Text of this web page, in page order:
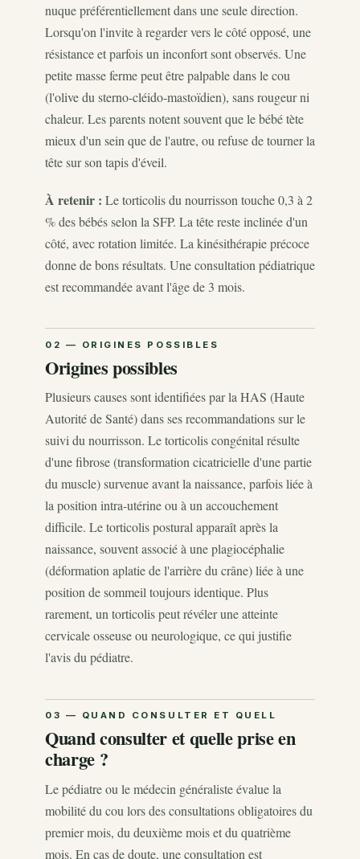
nuque préférentiellement dans une seule direction.
Lorsqu'on l'invite à regarder vers le côté opposé, une
résistance et parfois un inconfort sont observés. Une
petite masse ferme peut être palpable dans le cou
(l'olive du sterno-cléido-mastoïdien), sans rougeur ni
chaleur. Les parents notent souvent que le bébé tète
mieux d'un sein que de l'autre, ou refuse de tourner la
tête sur son tapis d'éveil.
À retenir : Le torticolis du nourrisson touche 0,3 à 2
% des bébés selon la SFP. La tête reste inclinée d'un
côté, avec rotation limitée. La kinésithérapie précoce
donne de bons résultats. Une consultation pédiatrique
est recommandée avant l'âge de 3 mois.
Origines possibles
Plusieurs causes sont identifiées par la HAS (Haute
Autorité de Santé) dans ses recommandations sur le
suivi du nourrisson. Le torticolis congénital résulte
d'une fibrose (transformation cicatricielle d'une partie
du muscle) survenue avant la naissance, parfois liée à
la position intra-utérine ou à un accouchement
difficile. Le torticolis postural apparaît après la
naissance, souvent associé à une plagiocéphalie
(déformation aplatie de l'arrière du crâne) liée à une
position de sommeil toujours identique. Plus
rarement, un torticolis peut révéler une atteinte
cervicale osseuse ou neurologique, ce qui justifie
l'avis du pédiatre.
Quand consulter et quelle prise en
charge ?
Le pédiatre ou le médecin généraliste évalue la
mobilité du cou lors des consultations obligatoires du
premier mois, du deuxième mois et du quatrième
mois. En cas de doute, une consultation est